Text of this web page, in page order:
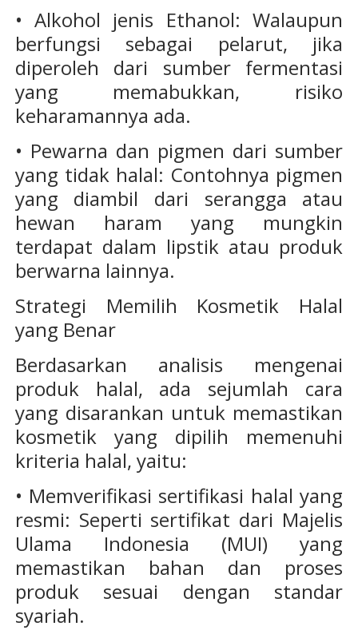
• Alkohol jenis Ethanol: Walaupun
berfungsi sebagai pelarut, jika
diperoleh dari sumber fermentasi
yang memabukkan, risiko
keharamannya ada.
• Pewarna dan pigmen dari sumber
yang tidak halal: Contohnya pigmen
yang diambil dari serangga atau
hewan haram yang mungkin
terdapat dalam lipstik atau produk
berwarna lainnya.
Strategi Memilih Kosmetik Halal
yang Benar
Berdasarkan analisis mengenai
produk halal, ada sejumlah cara
yang disarankan untuk memastikan
kosmetik yang dipilih memenuhi
kriteria halal, yaitu:
• Memverifikasi sertifikasi halal yang
resmi: Seperti sertifikat dari Majelis
Ulama Indonesia (MUI) yang
memastikan bahan dan proses
produk sesuai dengan standar
syariah.